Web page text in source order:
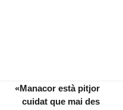
«Manacor està pitjor
cuidat que mai des